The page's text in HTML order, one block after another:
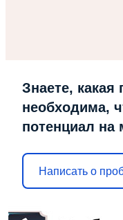
Знаете, какая
необходима,
потенциал на
Написать о